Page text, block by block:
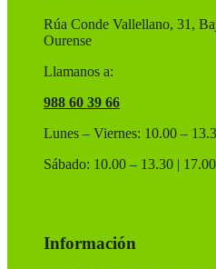
Rúa Conde Vallellano, 31,
Ourense
Llamanos a:
988 60 39 66
Lunes – Viernes: 10.00 –
Sábado: 10.00 – 13.30 |
Información